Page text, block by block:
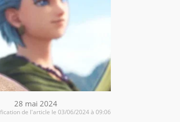
28 mai 2024
de l'article le 03/06/2024 à 09:06